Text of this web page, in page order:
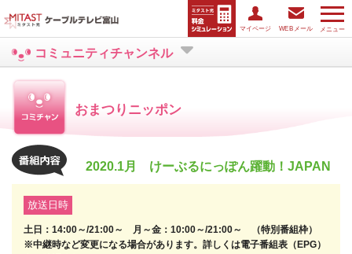
メニュー
マイページ WEBメール
コミュニティチャンネル
おまつりニッポン
2020.1月 けーぶるにっぽん躍動！JAPAN
放送日時
土日：14:00～/21:00～ 月～金：10:00～/21:00～ （特別番組枠）
※中継時など変更になる場合があります。詳しくは電子番組表（EPG）